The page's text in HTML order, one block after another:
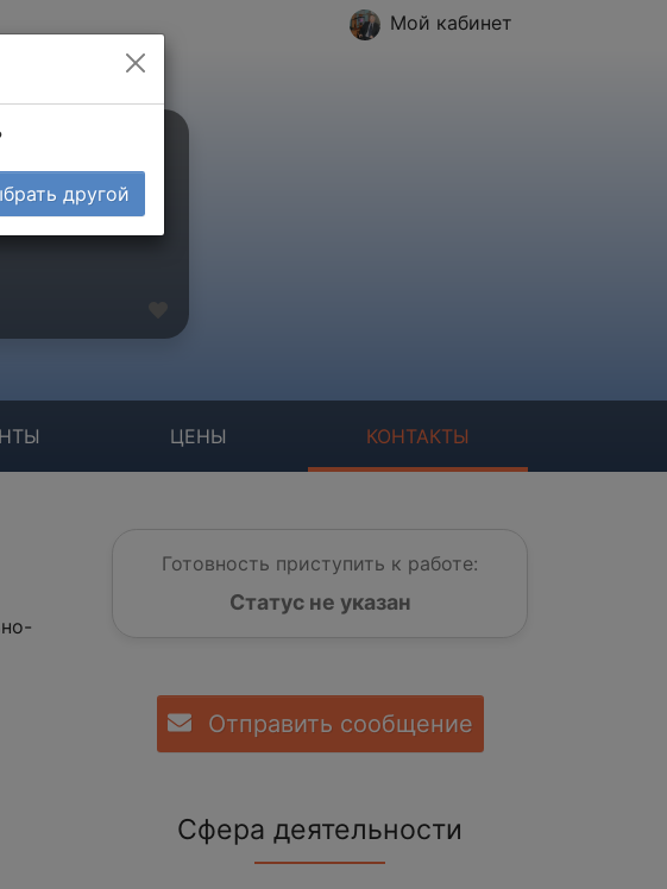
Мой кабинет
ЦЕНЫ КОНТАКТЫ
Готовность приступить к работе:
Статус не указан
Отправить сообщение
Сфера деятельности
другой